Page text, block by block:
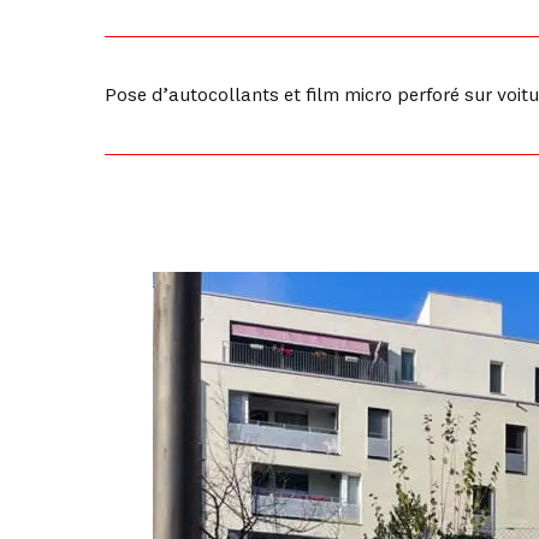
Pose d’autocollants et film micro perforé sur